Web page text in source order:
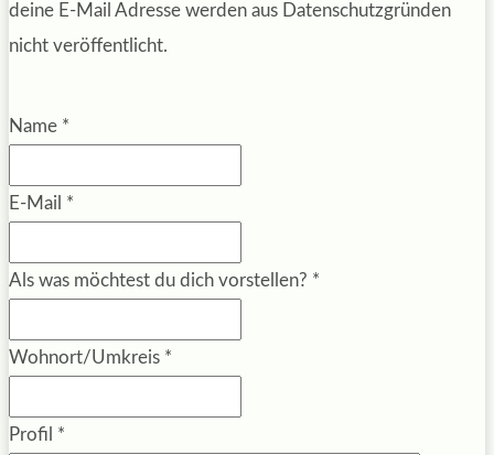
deine E-Mail Adresse werden aus Datenschutzgründen
nicht veröffentlicht.
Name *
E-Mail *
Als was möchtest du dich vorstellen? *
Wohnort/Umkreis *
Profil *